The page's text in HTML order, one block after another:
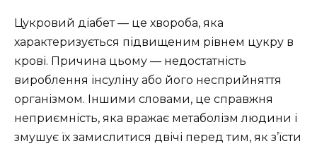
Цукровий діабет — це хвороба, яка
характеризується підвищеним рівнем цукру в
крові. Причина цьому — недостатність
вироблення інсуліну або його несприйняття
організмом. Іншими словами, це справжня
неприємність, яка вражає метаболізм людини і
змушує їх замислитися двічі перед тим, як з’їсти